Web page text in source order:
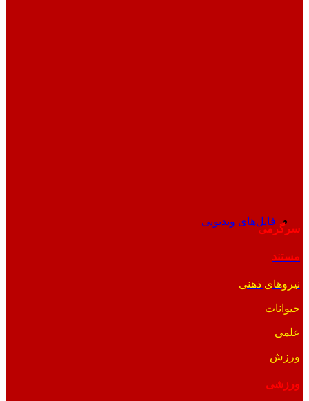
فایل‌های ویدیویی
سرگرمی
مستند
نیروهای ذهنی
حیوانات
علمی
ورزش
ورزشی